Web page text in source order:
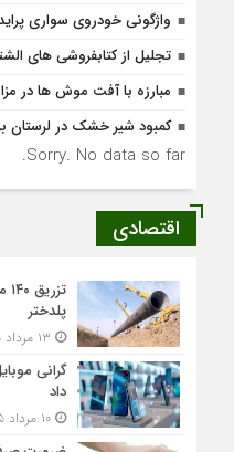
واژگونی خودروی سواری
تجلیل از کتابفروشی های
مبارزه با آفت موش ها در
کمبود شیر خشک در لرستان
Sorry. No data so far.
اقتصادی
پلدختر
گرانی
داد
۱۰ مرداد ۱۴۰۵ - ۱۴:۰۹